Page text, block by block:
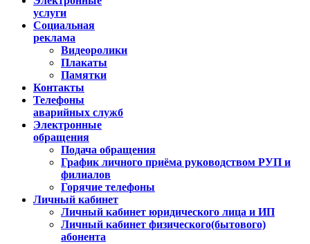
услуги
Социальная
реклама
Видеоролики
Плакаты
Памятки
Контакты
Телефоны
аварийных служб
Электронные
обращения
Подача обращения
График личного приёма руководством РУП и
филиалов
Горячие телефоны
Личный кабинет
Личный кабинет юридического лица и ИП
Личный кабинет физического(бытового)
абонента